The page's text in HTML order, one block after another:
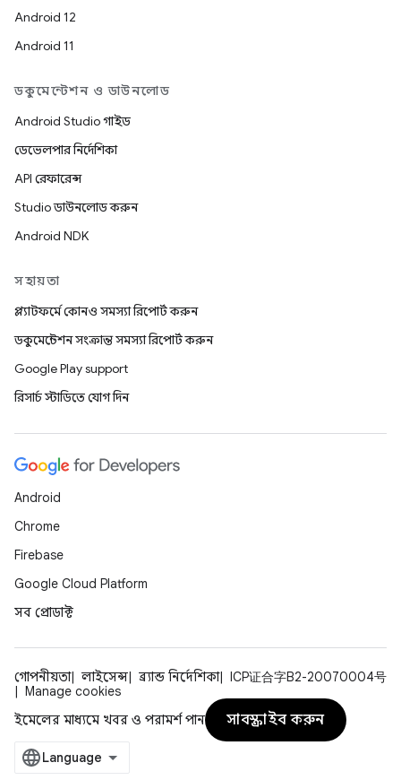
Android 12
Android 11
ডকুমেন্টেশন ও ডাউনলোড
Android Studio গাইড
ডেভেলপার নির্দেশিকা
API রেফারেন্স
Studio ডাউনলোড করুন
Android NDK
সহায়তা
প্ল্যাটফর্মে কোনও সমস্যা রিপোর্ট করুন
ডকুমেন্টেশন সংক্রান্ত সমস্যা রিপোর্ট করুন
Google Play support
রিসার্চ স্টাডিতে যোগ দিন
Android
Chrome
Firebase
Google Cloud Platform
সব প্রোডাক্ট
গোপনীয়তা লাইসেন্স ব্র্যান্ড নির্দেশিকা
ICP证合字B2-20070004号
Manage cookies
ইমেলের মাধ্যমে খবর ও পরামর্শ পান
সাবস্ক্রাইব করুন